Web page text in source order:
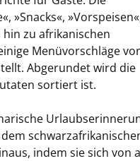
»Snacks«,
hin zu afrikanischen
Menüvorschläge
Abgerundet wird die
sortiert ist.
indem sie sich von